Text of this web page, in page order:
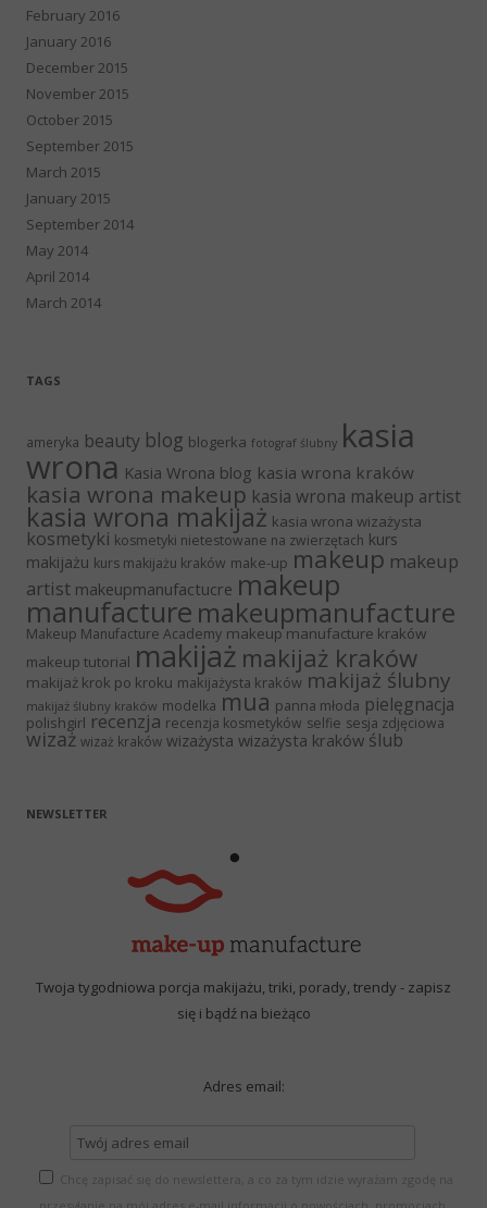
February 2016
January 2016
December 2015
November 2015
October 2015
September 2015
March 2015
January 2015
September 2014
May 2014
April 2014
March 2014
TAGS
ameryka beauty blog blogerka fotograf ślubny kasia
wrona Kasia Wrona blog kasia wrona kraków
kasia wrona makeup kasia wrona makeup artist
kasia wrona makijaż kasia wrona wizażysta
kosmetyki kosmetyki nietestowane na zwierzętach kurs
makijażu kurs makijażu kraków make-up makeup makeup
artist makeupmanufactucre makeup
manufacture makeupmanufacture
Makeup Manufacture Academy makeup manufacture kraków
makeup tutorial makijaż makijaż kraków
makijaż krok po kroku makijażysta kraków makijaż ślubny
makijaż ślubny kraków modelka mua panna młoda pielęgnacja
polishgirl recenzja recenzja kosmetyków selfie sesja zdjęciowa
wizaż wizaż kraków wizażysta wizażysta kraków ślub
NEWSLETTER
Twoja tygodniowa porcja makijażu, triki, porady, trendy - zapisz
się i bądź na bieżąco
Adres email:
Chcę zapisać się do newslettera, a co za tym idzie wyrażam zgodę na